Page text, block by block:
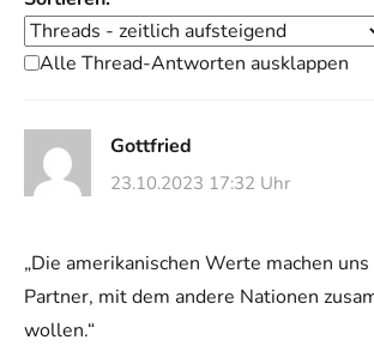
Alle Thread-Antworten ausklappen
Gottfried
23.10.2023 17:32 Uhr
„Die amerikanischen Werte machen
Partner, mit dem andere Nationen
wollen.“